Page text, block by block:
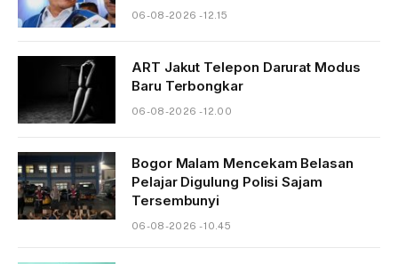
06-08-2026 - 12.15
ART Jakut Telepon Darurat Modus
Baru Terbongkar
06-08-2026 - 12.00
Bogor Malam Mencekam Belasan
Pelajar Digulung Polisi Sajam
Tersembunyi
06-08-2026 - 10.45